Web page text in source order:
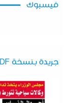
فيسبوك
جريدة بنسخة PDF